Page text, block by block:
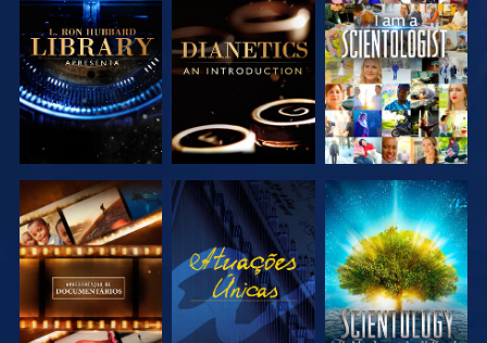
EXPLORAR A
SÉRIE
EXPLORAR A
SÉRIE
VER
EXPLORAR A
SÉRIE
VER
EXPLORAR A
SÉRIE